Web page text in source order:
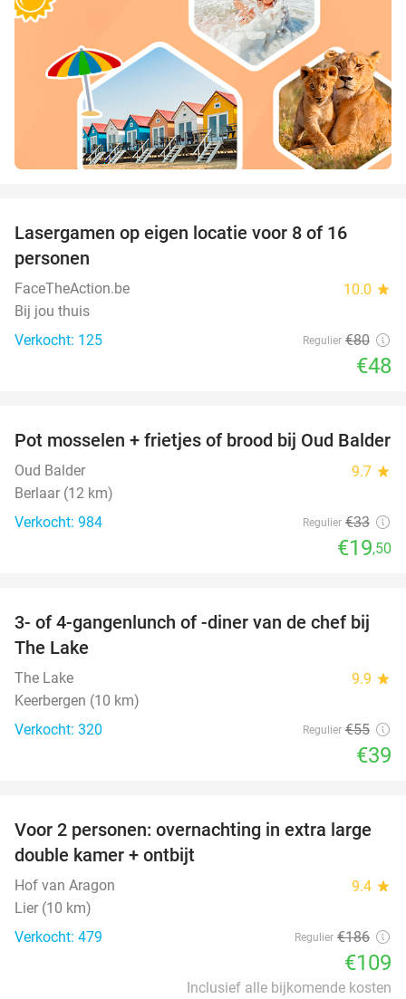
Lasergamen op eigen locatie voor 8 of 16
personen
FaceTheAction.be 10.0 star
Bij jou thuis
Verkocht: 125
Regulier €80
€48
41%
Pot mosselen + frietjes of brood bij Oud Balder
Oud Balder 9.7 star
Berlaar (12 km)
Verkocht: 984
Regulier €33
€19,50
29%
3- of 4-gangenlunch of -diner van de chef bij
The Lake
The Lake 9.9 star
Keerbergen (10 km)
Verkocht: 320
Regulier €55
€39
41%
Voor 2 personen: overnachting in extra large
double kamer + ontbijt
Hof van Aragon 9.4 star
Lier (10 km)
Verkocht: 479
Regulier €186
€109
Inclusief alle bijkomende kosten